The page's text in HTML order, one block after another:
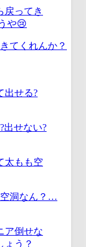
てくれんか？
出せない?
空洞なん？…